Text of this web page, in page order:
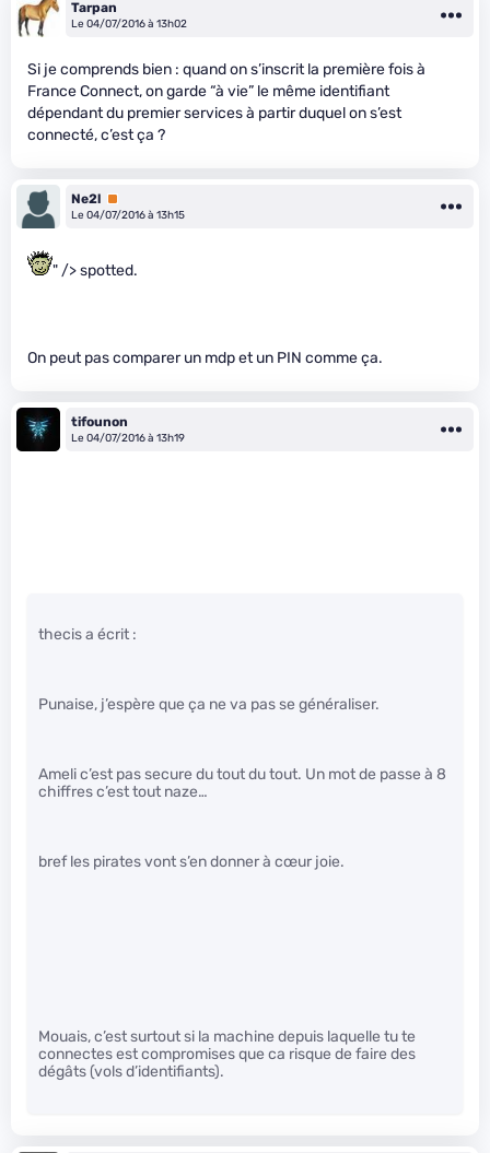
Tarpan
Le 04/07/2016 à 13h02
Si je comprends bien : quand on s’inscrit la première fois à
France Connect, on garde “à vie” le même identifiant
dépendant du premier services à partir duquel on s’est
connecté, c’est ça ?
Ne2l Premium
Le 04/07/2016 à 13h15
" /> spotted.
On peut pas comparer un mdp et un PIN comme ça.
tifounon
Le 04/07/2016 à 13h19
thecis a écrit :
Punaise, j’espère que ça ne va pas se généraliser.
Ameli c’est pas secure du tout du tout. Un mot de passe à 8
chiffres c’est tout naze…
bref les pirates vont s’en donner à cœur joie.
Mouais, c’est surtout si la machine depuis laquelle tu te
connectes est compromises que ca risque de faire des
dégâts (vols d’identifiants).